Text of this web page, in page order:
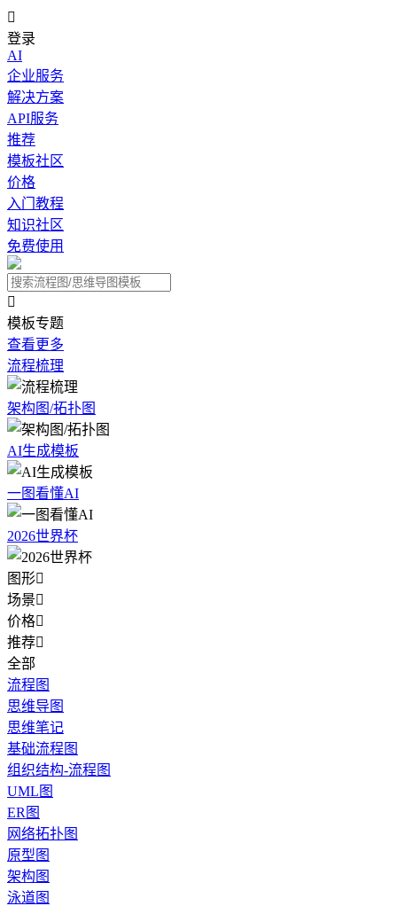

登录
AI
企业服务
解决方案
API服务
推荐
模板社区
价格
入门教程
知识社区
免费使用

模板专题
查看更多
流程梳理
架构图/拓扑图
AI生成模板
一图看懂AI
2026世界杯
图形
场景
价格
推荐
全部
流程图
思维导图
思维笔记
基础流程图
组织结构-流程图
UML图
ER图
网络拓扑图
原型图
架构图
泳道图